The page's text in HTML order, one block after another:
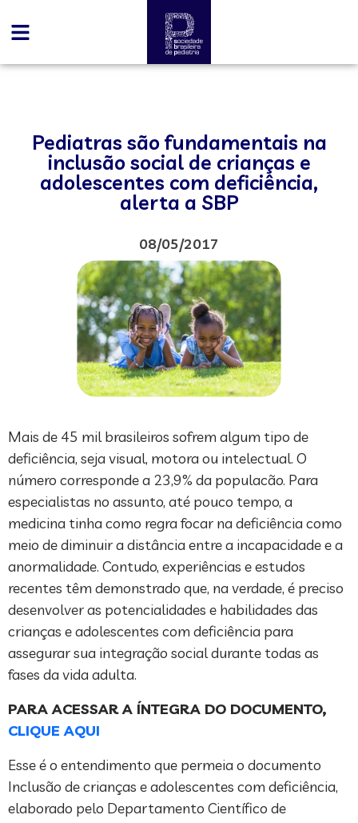
Pediatras são fundamentais na
inclusão social de crianças e
adolescentes com deficiência,
alerta a SBP
08/05/2017
Mais de 45 mil brasileiros sofrem algum tipo de
deficiência, seja visual, motora ou intelectual. O
número corresponde a 23,9% da populacão. Para
especialistas no assunto, até pouco tempo, a
medicina tinha como regra focar na deficiência como
meio de diminuir a distância entre a incapacidade e a
anormalidade. Contudo, experiências e estudos
recentes têm demonstrado que, na verdade, é preciso
desenvolver as potencialidades e habilidades das
crianças e adolescentes com deficiência para
assegurar sua integração social durante todas as
fases da vida adulta.
PARA ACESSAR A ÍNTEGRA DO DOCUMENTO,
CLIQUE AQUI
Esse é o entendimento que permeia o documento
Inclusão de crianças e adolescentes com deficiência,
elaborado pelo Departamento Científico de